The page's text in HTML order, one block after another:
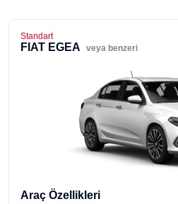
Standart
FIAT EGEA veya benzeri
Araç Özellikleri